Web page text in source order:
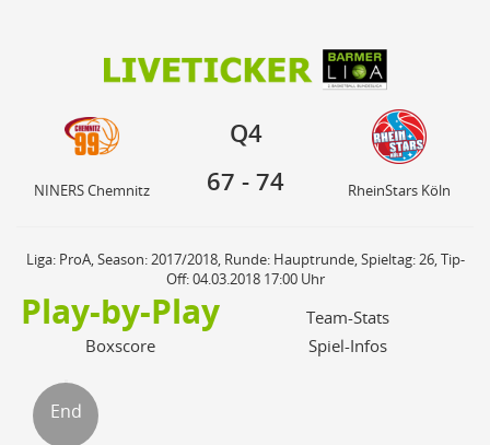
NINERS Chemnitz RheinStars Köln
Q4
67 - 74
NINERS Chemnitz RheinStars Köln
Liga: ProA, Season: 2017/2018, Runde: Hauptrunde, Spieltag: 26, Tip-
Off: 04.03.2018 17:00 Uhr
Play-by-Play
Team-Stats
Boxscore
Spiel-Infos
End